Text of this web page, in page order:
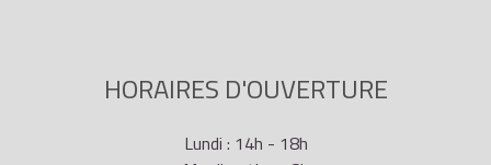
HORAIRES D'OUVERTURE
Lundi : 14h - 18h